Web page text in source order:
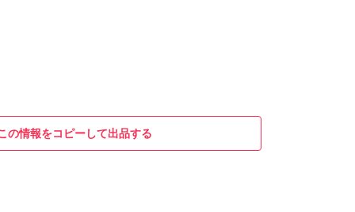
の情報をコピーして出品する